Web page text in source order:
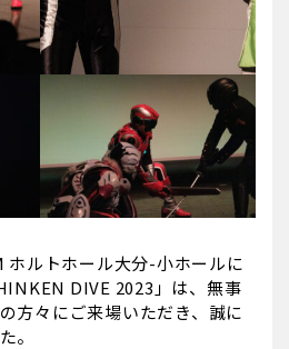
ホルトホール大分-小ホールに
DIVE 2023」は、無事
方々にご来場いただき、誠に
。